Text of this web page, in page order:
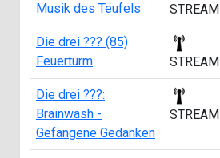
Musik des Teufels
STREAM
Die drei ??? (85)
Feuerturm
STREAM
Die drei ???:
Brainwash -
Gefangene Gedanken
STREAM